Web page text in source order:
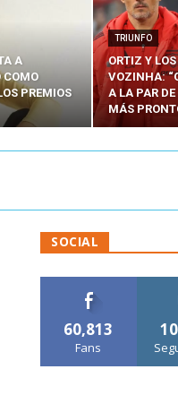
A
COMO
PREMIOS
TRIUNFO
ORTIZ Y
VOZINHA:
A LA PAR
MÁS
SOCIAL
60,813
Fans